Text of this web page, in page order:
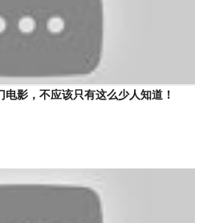
电影，不应该只有这么少人知道！